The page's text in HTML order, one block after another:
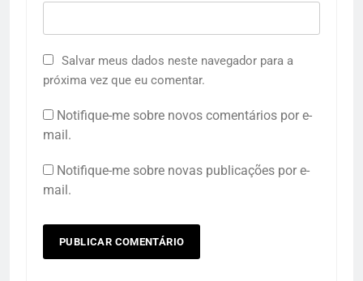
Salvar meus dados neste navegador para a
próxima vez que eu comentar.
Notifique-me sobre novos comentários por e-
mail.
Notifique-me sobre novas publicações por e-
mail.